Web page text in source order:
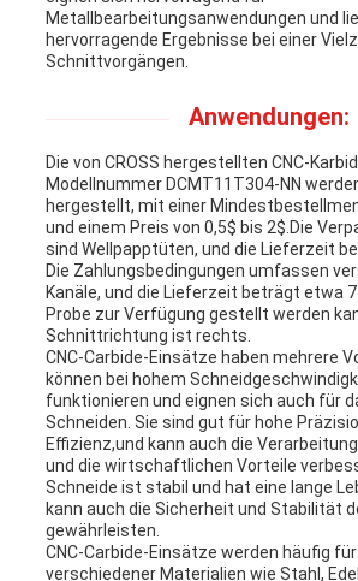
Metallbearbeitungsanwendungen und
hervorragende Ergebnisse bei einer
Schnittvorgängen.
Anwendungen:
Die von CROSS hergestellten CNC-
Modellnummer DCMT11T304-NN
hergestellt, mit einer
und einem Preis von 0,5$ bis 2$.Die
sind Wellpapptüten, und die Lieferzeit
Die Zahlungsbedingungen umfassen
Kanäle, und die Lieferzeit beträgt etwa
Probe zur Verfügung gestellt werden
Schnittrichtung ist rechts.
CNC-Carbide-Einsätze haben mehrere
können bei hohem
funktionieren und eignen sich auch für
Schneiden. Sie sind gut für hohe
Effizienz,und kann auch die
und die wirtschaftlichen Vorteile
Schneide ist stabil und hat eine lange
kann auch die Sicherheit und Stabilität
gewährleisten.
CNC-Carbide-Einsätze werden häufig
verschiedener Materialien wie Stahl,